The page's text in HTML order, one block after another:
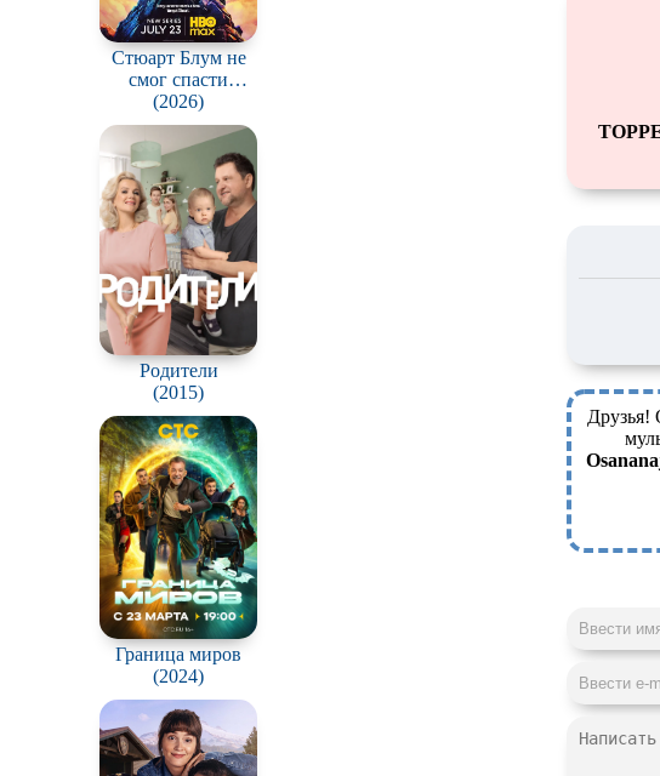
Стюарт Блум не
смог спасти
вселенную / Stuart
Fails to Save the
Universe
(2026)
Родители
(2015)
Граница миров
(2024)
Друзья!